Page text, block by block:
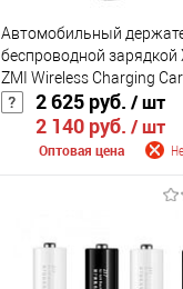
Автомобильный
беспроводной зарядкой
ZMI Wireless Charging
(WCJ10) 20 W + АЗУ
2 625 руб. / шт
2 140 руб. / шт
Оптовая цена
К сравнению